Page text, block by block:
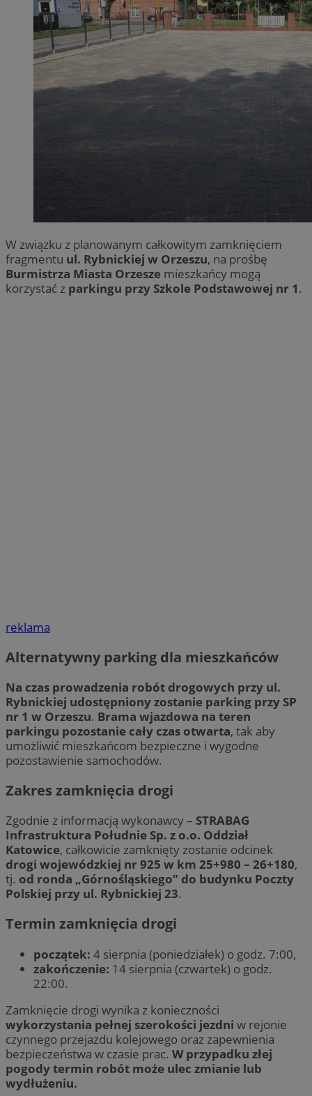
W związku z planowanym całkowitym zamknięciem
fragmentu ul. Rybnickiej w Orzeszu, na prośbę
Burmistrza Miasta Orzesze mieszkańcy mogą
korzystać z parkingu przy Szkole Podstawowej nr 1.
reklama
Alternatywny parking dla mieszkańców
Na czas prowadzenia robót drogowych przy ul.
Rybnickiej udostępniony zostanie parking przy SP
nr 1 w Orzeszu. Brama wjazdowa na teren
parkingu pozostanie cały czas otwarta, tak aby
umożliwić mieszkańcom bezpieczne i wygodne
pozostawienie samochodów.
Zakres zamknięcia drogi
Zgodnie z informacją wykonawcy – STRABAG
Infrastruktura Południe Sp. z o.o. Oddział
Katowice, całkowicie zamknięty zostanie odcinek
drogi wojewódzkiej nr 925 w km 25+980 – 26+180,
tj. od ronda „Górnośląskiego” do budynku Poczty
Polskiej przy ul. Rybnickiej 23.
Termin zamknięcia drogi
początek: 4 sierpnia (poniedziałek) o godz. 7:00,
zakończenie: 14 sierpnia (czwartek) o godz.
22:00.
Zamknięcie drogi wynika z konieczności
wykorzystania pełnej szerokości jezdni w rejonie
czynnego przejazdu kolejowego oraz zapewnienia
bezpieczeństwa w czasie prac. W przypadku złej
pogody termin robót może ulec zmianie lub
wydłużeniu.